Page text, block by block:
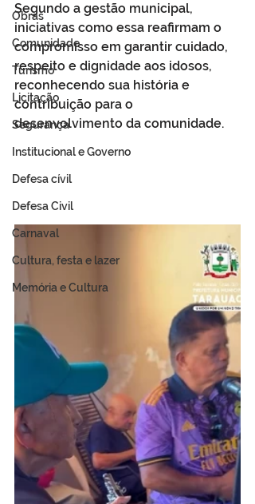
Obras
Comunidade
Turismo
Licitação
Segurança
Institucional e Governo
Defesa cívil
Defesa Civil
Carnaval
Cultura, festa e lazer
Memória e Cultura
Segundo a gestão municipal,
iniciativas como essa reafirmam o
compromisso em garantir cuidado,
respeito e dignidade aos idosos,
reconhecendo sua história e
contribuição para o
desenvolvimento da comunidade.